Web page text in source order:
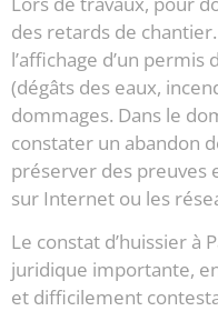
des retards de
l’affichage d’un
(dégâts des eaux,
dommages. Dans le
constater un abandon
préserver des preuves
sur Internet ou les
Le constat d’huissier à
juridique importante,
et difficilement